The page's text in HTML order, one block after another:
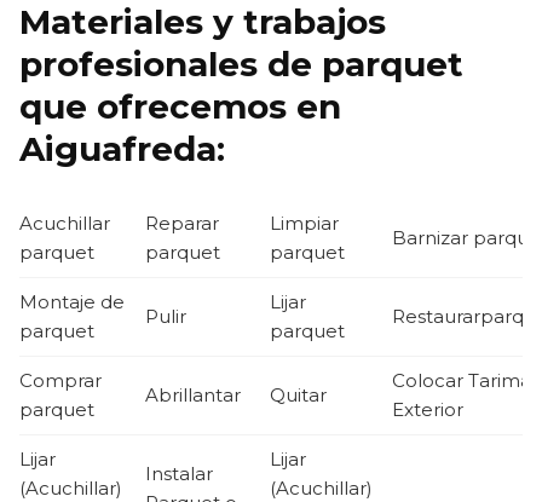
Materiales y trabajos
profesionales de parquet
que ofrecemos en
Aiguafreda:
Acuchillar
parquet
Reparar
parquet
Limpiar
parquet
Barnizar
Montaje de
parquet
Pulir
Lijar
parquet
Comprar
parquet
Abrillantar Quitar
Colocar Tarima
Exterior
Lijar
(Acuchillar)
Instalar
Lijar
(Acuchillar)